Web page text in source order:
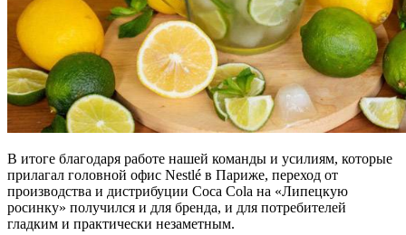
В итоге благодаря работе нашей команды и усилиям, которые
прилагал головной офис Nestlé в Париже, переход от
производства и дистрибуции Coca Cola на «Липецкую
росинку» получился и для бренда, и для потребителей
гладким и практически незаметным.